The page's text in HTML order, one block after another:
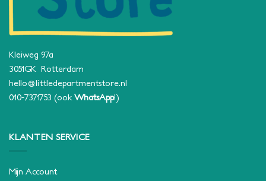
Kleiweg 97a
3051GK Rotterdam
hello@littledepartmentstore.nl
010-7371753 (ookWhatsApp!)
KLANTEN SERVICE
Mijn Account